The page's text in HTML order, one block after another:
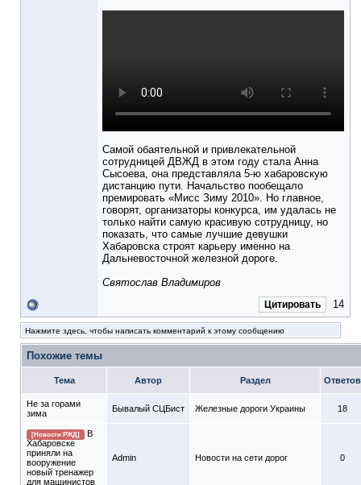
Самой обаятельной и привлекательной
сотрудницей ДВЖД в этом году стала Анна
Сысоева, она представляла 5-ю хабаровскую
дистанцию пути. Начальство пообещало
премировать «Мисс Зиму 2010». Но главное,
говорят, организаторы конкурса, им удалась не
только найти самую красивую сотрудницу, но
показать, что самые лучшие девушки
Хабаровска строят карьеру именно на
Дальневосточной железной дороге.
Святослав Владимиров
Цитировать 14
Нажмите здесь, чтобы написать комментарий к этому сообщению
Похожие темы
Тема Автор Раздел Ответов
Не за горами
зима
Бывалый СЦБист Железные дороги Украины 18
[Новости РЖД]
В
Хабаровске
приняли на
вооружение
новый тренажер
для машинистов
Admin Новости на сети дорог 0